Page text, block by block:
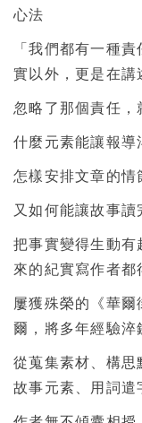
心法
「我們都有一種
實以外，更是在講
忽略了那個責任，
什麼元素能讓報導
怎樣安排文章的情
又如何能讓故事
把事實變得生動有
來的紀實寫作者都
屢獲殊榮的《華
爾，將多年經驗淬
從蒐集素材、構思
故事元素、用詞遣